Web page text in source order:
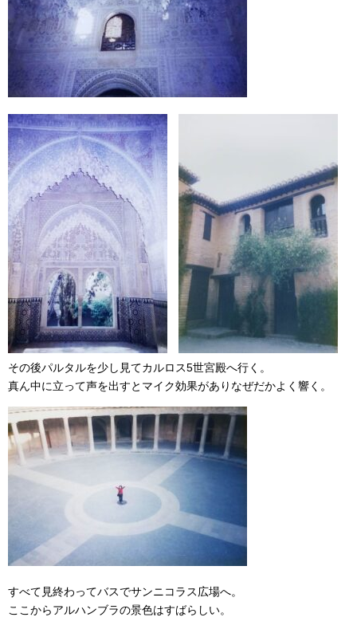
その後パルタルを少し見てカルロス5世宮殿へ行く。
真ん中に立って声を出すとマイク効果がありなぜだかよく響く。
すべて見終わってバスでサンニコラス広場へ。
ここからアルハンブラの景色はすばらしい。